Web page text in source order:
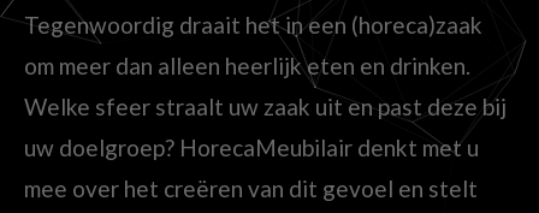
Tegenwoordig draait het in een (horeca)zaak
om meer dan alleen heerlijk eten en drinken.
Welke sfeer straalt uw zaak uit en past deze bij
uw doelgroep? HorecaMeubilair denkt met u
mee over het creëren van dit gevoel en stelt